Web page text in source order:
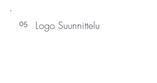
05 Logo Suunnittelu